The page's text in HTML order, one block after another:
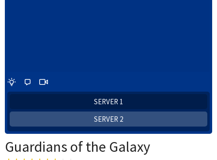
SERVER 1
SERVER 2
Guardians of the Galaxy